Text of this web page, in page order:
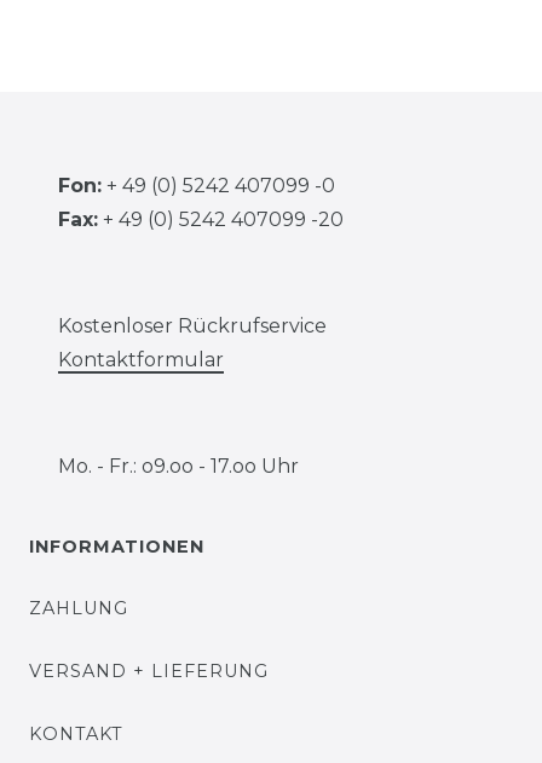
Fon: + 49 (0) 5242 407099 -0
Fax: + 49 (0) 5242 407099 -20
Kostenloser Rückrufservice
Kontaktformular
Mo. - Fr.: o9.oo - 17.oo Uhr
INFORMATIONEN
ZAHLUNG
VERSAND + LIEFERUNG
KONTAKT